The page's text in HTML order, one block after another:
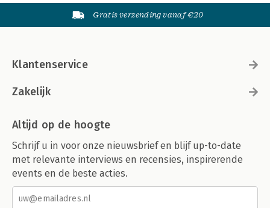
Gratis verzending vanaf €20
Klantenservice
Zakelijk
Altijd op de hoogte
Schrijf u in voor onze nieuwsbrief en blijf up-to-date
met relevante interviews en recensies, inspirerende
events en de beste acties.